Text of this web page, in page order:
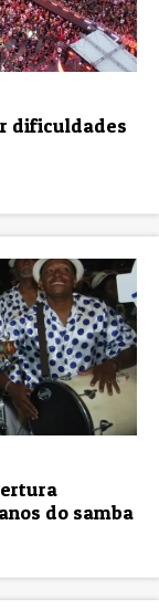
dificuldades
do samba